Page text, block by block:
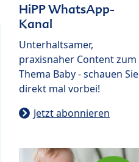
HiPP WhatsApp-
Kanal
Unterhaltsamer,
praxisnaher Content zum
Thema Baby - schauen Sie
direkt mal vorbei!
Jetzt abonnieren